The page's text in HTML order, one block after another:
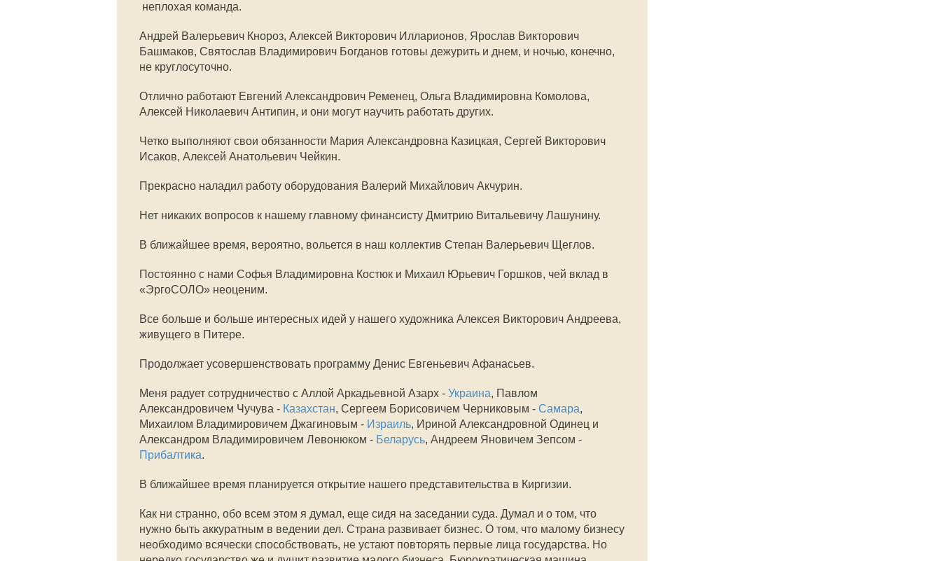
 неплохая команда.
Андрей Валерьевич Кнороз, Алексей Викторович Илларионов, Ярослав Викторович
Башмаков, Святослав Владимирович Богданов готовы дежурить и днем, и ночью, конечно,
не круглосуточно.
Отлично работают Евгений Александрович Ременец, Ольга Владимировна Комолова,
Алексей Николаевич Антипин, и они могут научить работать других.
Четко выполняют свои обязанности Мария Александровна Казицкая, Сергей Викторович
Исаков, Алексей Анатольевич Чейкин.
Прекрасно наладил работу оборудования Валерий Михайлович Акчурин.
Нет никаких вопросов к нашему главному финансисту Дмитрию Витальевичу Лашунину.
В ближайшее время, вероятно, вольется в наш коллектив Степан Валерьевич Щеглов.
Постоянно с нами Софья Владимировна Костюк и Михаил Юрьевич Горшков, чей вклад в
«ЭргоСОЛО» неоценим.
Все больше и больше интересных идей у нашего художника Алексея Викторович Андреева,
живущего в Питере.
Продолжает усовершенствовать программу Денис Евгеньевич Афанасьев.
Меня радует сотрудничество с Аллой Аркадьевной Азарх - Украина, Павлом
Александровичем Чучува - Казахстан, Сергеем Борисовичем Черниковым - Самара,
Михаилом Владимировичем Джагиновым - Израиль, Ириной Александровной Одинец и
Александром Владимировичем Левонюком - Беларусь, Андреем Яновичем Зепсом -
Прибалтика.
В ближайшее время планируется открытие нашего представительства в Киргизии.
Как ни странно, обо всем этом я думал, еще сидя на заседании суда. Думал и о том, что
нужно быть аккуратным в ведении дел. Страна развивает бизнес. О том, что малому бизнесу
необходимо всячески способствовать, не устают повторять первые лица государства. Но